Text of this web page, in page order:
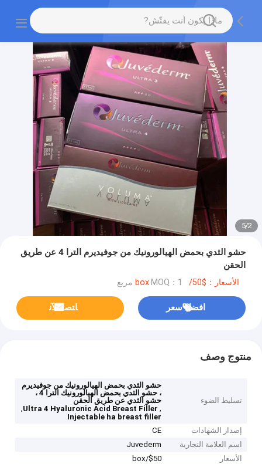
2
/
5
حشو الثدي بحمض الهيالورونيك من جوفيديرم الترا 4 عن طريق
الحقن
الأسعار：$50/box MOQ：1 مربع
افضل سعر ﺎﺘﺼﻟ ﺍﻶﻧ
منتوج وصف
تسليط الضوء
حشو الثدي بحمض الهيالورونيك من جوفيديرم
، حشو الثدي بحمض الهيالورونيك الترا 4 ،
حشو الثدي عن طريق الحقن
,
Ultra 4 Hyaluronic Acid Breast Filler
,
Injectable ha breast filler
إصدار الشهادات
CE
اسم العلامة التجارية
Juvederm
الأسعار
$50/box